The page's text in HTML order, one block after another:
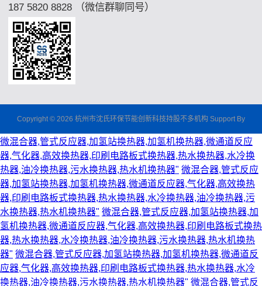
187 5820 8828 （微信群聊同号）
Copyright © 2026 杭州市沈氏环保节能创新科技持股不多机构 Support By
微混合器,管式反应器,加氢站换热器,加氢机换热器,微通道反应
器,气化器,高效换热器,印刷电路板式换热器,热水换热器,水冷换
热器,油冷换热器,污水换热器,热水机换热器" 微混合器,管式反应
器,加氢站换热器,加氢机换热器,微通道反应器,气化器,高效换热
器,印刷电路板式换热器,热水换热器,水冷换热器,油冷换热器,污
水换热器,热水机换热器" 微混合器,管式反应器,加氢站换热器,加
氢机换热器,微通道反应器,气化器,高效换热器,印刷电路板式换热
器,热水换热器,水冷换热器,油冷换热器,污水换热器,热水机换热
器" 微混合器,管式反应器,加氢站换热器,加氢机换热器,微通道反
应器,气化器,高效换热器,印刷电路板式换热器,热水换热器,水冷
换热器,油冷换热器,污水换热器,热水机换热器" 微混合器,管式反